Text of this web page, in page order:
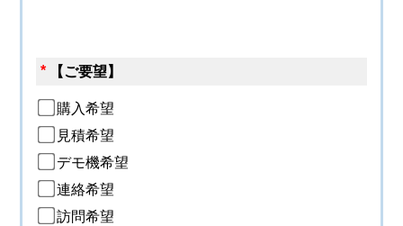
* 【ご要望】
購入希望
見積希望
デモ機希望
連絡希望
訪問希望